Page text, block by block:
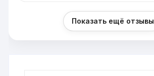
Показать ещё отзывы